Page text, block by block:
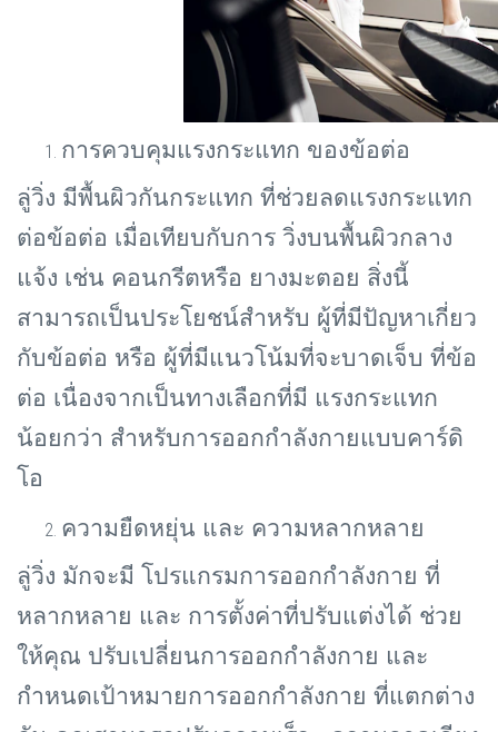
การควบคุมแรงกระแทก ของข้อต่อ
ลู่วิ่ง มีพื้นผิวกันกระแทก ที่ช่วยลดแรงกระแทก
ต่อข้อต่อ เมื่อเทียบกับการ วิ่งบนพื้นผิวกลาง
แจ้ง เช่น คอนกรีตหรือ ยางมะตอย สิ่งนี้
สามารถเป็นประโยชน์สำหรับ ผู้ที่มีปัญหาเกี่ยว
กับข้อต่อ หรือ ผู้ที่มีแนวโน้มที่จะบาดเจ็บ ที่ข้อ
ต่อ เนื่องจากเป็นทางเลือกที่มี แรงกระแทก
น้อยกว่า สำหรับการออกกำลังกายแบบคาร์ดิ
โอ
ความยืดหยุ่น และ ความหลากหลาย
ลู่วิ่ง มักจะมี โปรแกรมการออกกำลังกาย ที่
หลากหลาย และ การตั้งค่าที่ปรับแต่งได้ ช่วย
ให้คุณ ปรับเปลี่ยนการออกกำลังกาย และ
กำหนดเป้าหมายการออกกำลังกาย ที่แตกต่าง